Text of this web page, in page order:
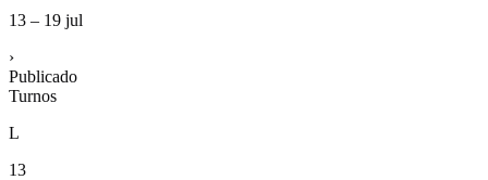
13 – 19 jul
›
Publicado
Turnos
L
13